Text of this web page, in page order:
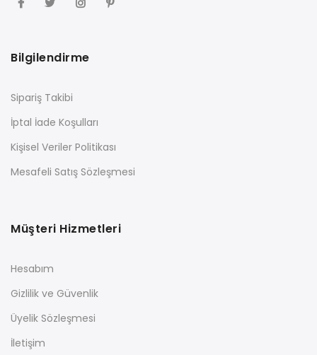
Bilgilendirme
Sipariş Takibi
İptal İade Koşulları
Kişisel Veriler Politikası
Mesafeli Satış Sözleşmesi
Müşteri Hizmetleri
Hesabım
Gizlilik ve Güvenlik
Üyelik Sözleşmesi
İletişim